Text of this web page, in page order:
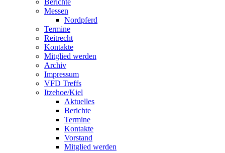
Berichte
Messen
Nordpferd
Termine
Reitrecht
Kontakte
Mitglied werden
Archiv
Impressum
VFD Treffs
Itzehoe/Kiel
Aktuelles
Berichte
Termine
Kontakte
Vorstand
Mitglied werden